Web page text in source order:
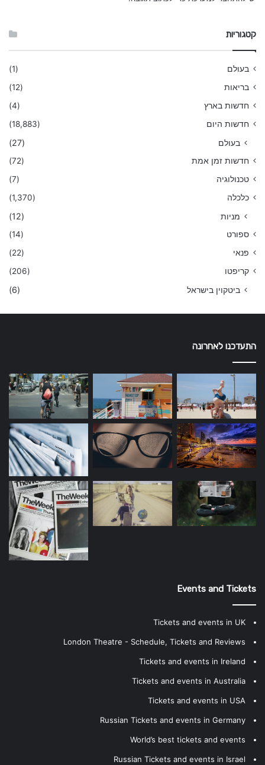
קטגוריות
בעולם
(1)
בריאות
(12)
חדשות בארץ
(4)
חדשות היום
(18,883)
בעולם (27)
חדשות זמן אמת
(72)
טכנולוגיה
(7)
כלכלה
(1,370)
מניות (12)
ספורט
(14)
פנאי
(22)
קריפטו
(206)
ביטקוין בישראל (6)
התעדכנו לאחרונה
Events and Tickets
Tickets and events in UK
London Theatre - Schedule, Tickets and Reviews
Tickets and events in Ireland
Tickets and events in Australia
Tickets and events in USA
Russian Tickets and events in Germany
World’s best tickets and events
Russian Tickets and events in Israel